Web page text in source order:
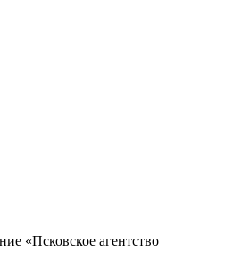
«Псковское агентство